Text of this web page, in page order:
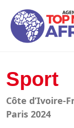
Sport
Côte d’Ivoire-
Paris 2024